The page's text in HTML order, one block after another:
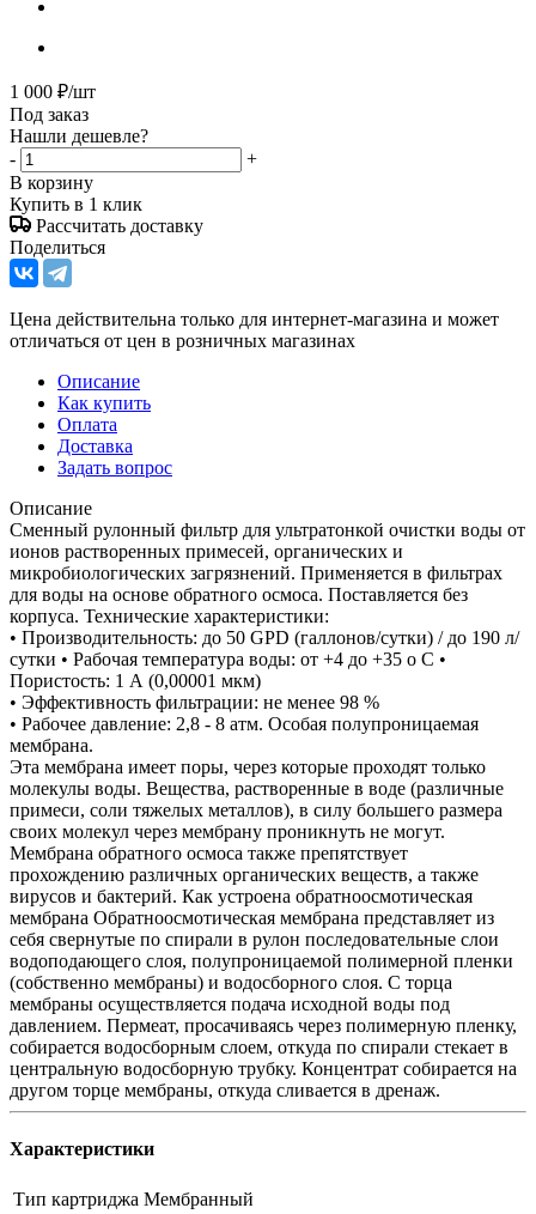
1 000 ₽/шт
Под заказ
Нашли дешевле?
-
+
В корзину
Купить в 1 клик
Рассчитать доставку
Поделиться
Цена действительна только для интернет-магазина и может
отличаться от цен в розничных магазинах
Описание
Как купить
Оплата
Доставка
Задать вопрос
Описание
Сменный рулонный фильтр для ультратонкой очистки воды от
ионов растворенных примесей, органических и
микробиологических загрязнений. Применяется в фильтрах
для воды на основе обратного осмоса. Поставляется без
корпуса. Технические характеристики:
• Производительность: до 50 GPD (галлонов/сутки) / до 190 л/
сутки • Рабочая температура воды: от +4 до +35 о С •
Пористость: 1 А (0,00001 мкм)
• Эффективность фильтрации: не менее 98 %
• Рабочее давление: 2,8 - 8 атм. Особая полупроницаемая
мембрана.
Эта мембрана имеет поры, через которые проходят только
молекулы воды. Вещества, растворенные в воде (различные
примеси, соли тяжелых металлов), в силу большего размера
своих молекул через мембрану проникнуть не могут.
Мембрана обратного осмоса также препятствует
прохождению различных органических веществ, а также
вирусов и бактерий. Как устроена обратноосмотическая
мембрана Обратноосмотическая мембрана представляет из
себя свернутые по спирали в рулон последовательные слои
водоподающего слоя, полупроницаемой полимерной пленки
(собственно мембраны) и водосборного слоя. С торца
мембраны осуществляется подача исходной воды под
давлением. Пермеат, просачиваясь через полимерную пленку,
собирается водосборным слоем, откуда по спирали стекает в
центральную водосборную трубку. Концентрат собирается на
другом торце мембраны, откуда сливается в дренаж.
Характеристики
Тип картриджа Мембранный